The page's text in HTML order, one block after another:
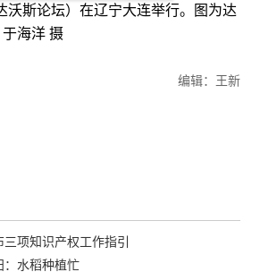
斯论坛）在辽宁大连举行。图为达
海洋 摄
编辑：王新
项知识产权工作指引
：水稻种植忙